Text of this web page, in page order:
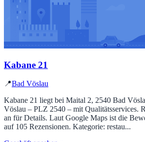
Kabane 21
📍Bad Vöslau
Kabane 21 liegt bei Maital 2, 2540 Bad
Vöslau – PLZ 2540 – mit Qualitätsservices.
an für Details. Laut Google Maps ist die
auf 105 Rezensionen. Kategorie: restau...